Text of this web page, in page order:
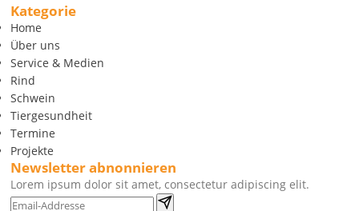
Kategorie
Home
Über uns
Service & Medien
Rind
Schwein
Tiergesundheit
Termine
Projekte
Newsletter abnonnieren
Lorem ipsum dolor sit amet, consectetur adipiscing elit.